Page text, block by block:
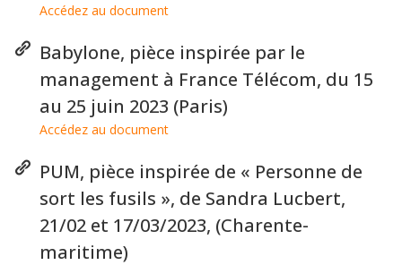
Accédez au document
Babylone, pièce inspirée par le
management à France Télécom, du 15
au 25 juin 2023 (Paris)
Accédez au document
PUM, pièce inspirée de « Personne de
sort les fusils », de Sandra Lucbert,
21/02 et 17/03/2023, (Charente-
maritime)